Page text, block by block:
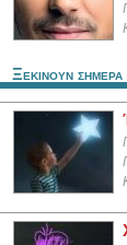
Ξεκινουν σημερα